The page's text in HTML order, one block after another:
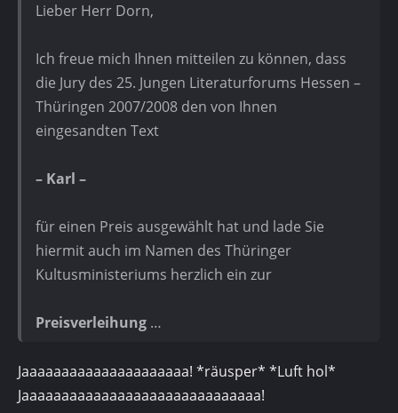
Lieber Herr Dorn,
Ich freue mich Ihnen mitteilen zu können, dass
die Jury des 25. Jungen Literaturforums Hessen –
Thüringen 2007/2008 den von Ihnen
eingesandten Text
– Karl –
für einen Preis ausgewählt hat und lade Sie
hiermit auch im Namen des Thüringer
Kultusministeriums herzlich ein zur
Preisverleihung …
Jaaaaaaaaaaaaaaaaaaaaa! *räusper* *Luft hol*
Jaaaaaaaaaaaaaaaaaaaaaaaaaaaaaa!